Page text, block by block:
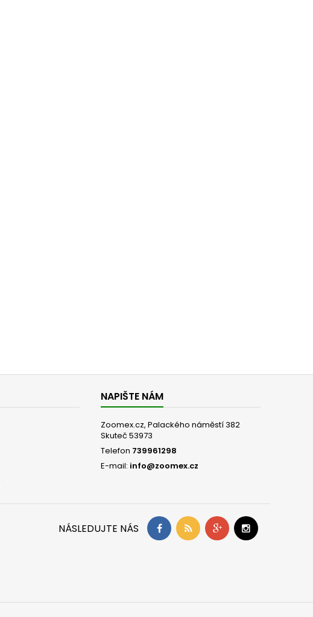
NAPIŠTE NÁM
Zoomex.cz, Palackého náměstí 382
Skuteč 53973
Telefon 739961298
E-mail: info@zoomex.cz
NÁSLEDUJTE NÁS